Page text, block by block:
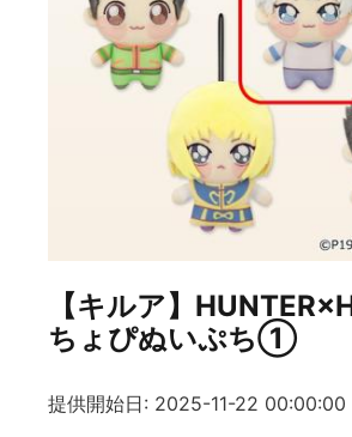
【キルア】
ちょぴぬいぷち①
提供開始日: 2025-11-22 00:00:00